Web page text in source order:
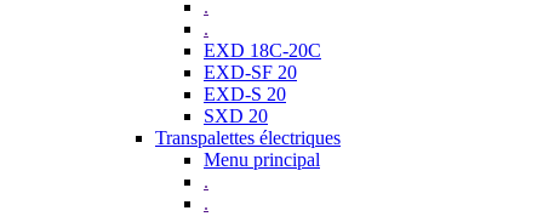
.
.
EXD 18C-20C
EXD-SF 20
EXD-S 20
SXD 20
Transpalettes électriques
Menu principal
.
.